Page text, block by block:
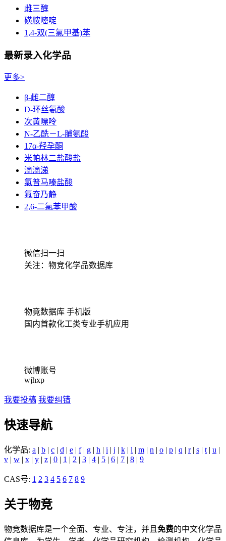
雌三醇
磺胺嘧啶
1,4-双(三氯甲基)苯
最新录入化学品
更多>
β-雌二醇
D-环丝氨酸
次黄嘌呤
N-乙酰－L-脯氨酸
17α-羟孕酮
米帕林二盐酸盐
滴滴涕
氯普马嗪盐酸
氟奋乃静
2,6-二氯苯甲酸
微信扫一扫
关注：物竞化学品数据库
物竟数据库 手机版
国内首款化工类专业手机应用
微博账号
wjhxp
我要投稿 我要纠错
快速导航
化学品: a | b | c | d | e | f| g | h | i | j | k | l | m | n | o | p | q | r| s | t | u |
v | w | x | y | z | 0 | 1 | 2 | 3 | 4 | 5 | 6 | 7 | 8 | 9
CAS号: 1 2 3 4 5 6 7 8 9
关于物竞
物竞数据库是一个全面、专业、专注，并且 免费的中文化学品